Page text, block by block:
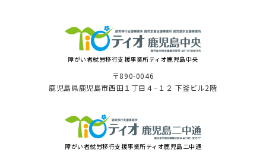
障がい者就労移⾏⽀援事業所ティオ⿅児島中央
〒890-0046
⿅児島県⿅児島市⻄⽥１丁⽬４−１２ 下釜ビル2階
障がい者就労移⾏⽀援事業所ティオ鹿児島二中通